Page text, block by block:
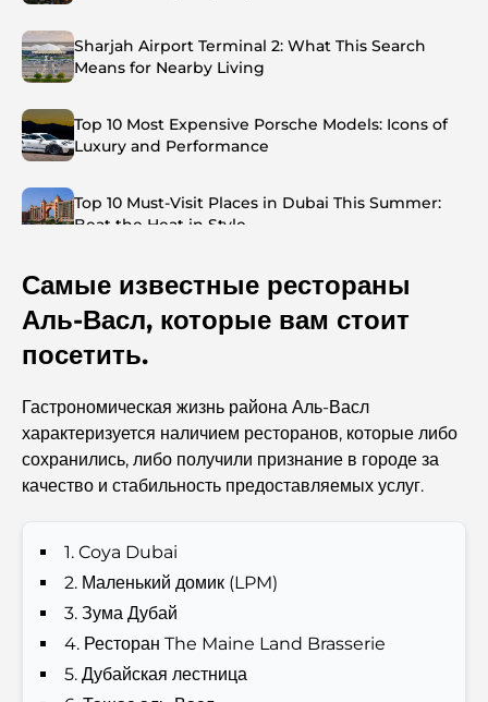
Sharjah Airport Terminal 2: What This Search
Means for Nearby Living
Top 10 Most Expensive Porsche Models: Icons of
Luxury and Performance
Top 10 Must-Visit Places in Dubai This Summer:
Beat the Heat in Style
Top 7 Busiest Airports in the World: Hub of Global
Abu Dhabi vs Dubai: A Practical Comparison for
Best Schools in Downtown Dubai: A Guide for
Families
Лучшие подарки класса люкс для мужчин:
продуманные и вневременные идеи для презентов.
Школы рядом с Палм-Джумейра: подробное
руководство для семей
Самые известные рестораны
Аль-Васл, которые вам стоит
посетить.
Гастрономическая жизнь района Аль-Васл
характеризуется наличием ресторанов, которые либо
сохранились, либо получили признание в городе за
качество и стабильность предоставляемых услуг.
1. Coya Dubai
2. Маленький домик (LPM)
3. Зума Дубай
4. Ресторан The Maine Land Brasserie
5. Дубайская лестница